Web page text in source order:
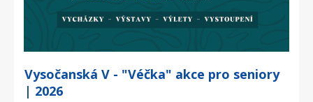
Vysočanská V - "Véčka" akce pro seniory
| 2026